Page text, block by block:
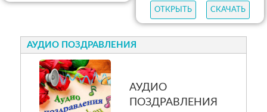
ОТКРЫТЬ СКАЧАТЬ
АУДИО ПОЗДРАВЛЕНИЯ
АУДИО
ПОЗДРАВЛЕНИЯ